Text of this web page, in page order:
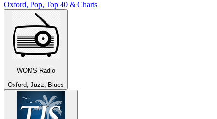
Oxford, Pop, Top 40 & Charts
WOMS Radio
Oxford, Jazz, Blues